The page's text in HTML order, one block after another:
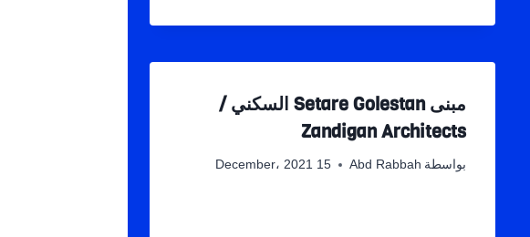
مبنى Setare Golestan السكني /
Zandigan Architects
بواسطة Abd Rabbah 15 December، 2021